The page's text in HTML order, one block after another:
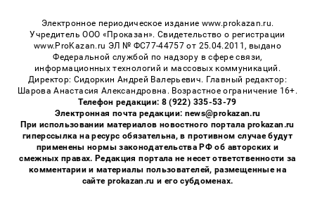
Электронное периодическое издание www.prokazan.ru.
Учредитель ООО «Проказан». Cвидетельство о регистрации
www.ProKazan.ru ЭЛ № ФС77-44757 от 25.04.2011, выдано
Федеральной службой по надзору в сфере связи,
информационных технологий и массовых коммуникаций.
Директор: Сидоркин Андрей Валерьевич. Главный редактор:
Шарова Анастасия Александровна. Возрастное ограничение 16+.
Телефон редакции: 8 (922) 335-53-79
Электронная почта редакции: news@prokazan.ru
При использовании материалов новостного портала prokazan.ru
гиперссылка на ресурс обязательна, в противном случае будут
применены нормы законодательства РФ об авторских и
смежных правах. Редакция портала не несет ответственности за
комментарии и материалы пользователей, размещенные на
сайте prokazan.ru и его субдоменах.